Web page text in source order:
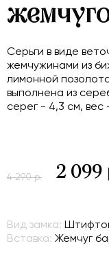
Серьги в виде
жемчужинами из
лимонной
выполнена из
серег - 4,3 см, вес
4 290 р. 2 099
Вид замка:
Вставка: Жемчуг